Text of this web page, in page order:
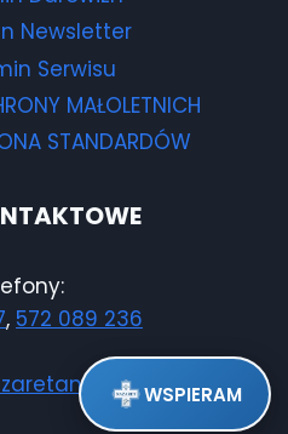
Newsletter
Serwisu
MAŁOLETNICH
STANDARDÓW
, 572 089 236
WSPIERAM